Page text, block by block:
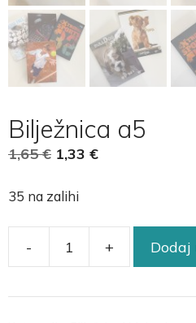
Bilježnica a5
1,65€ 1,33 €
35 na zalihi
- + Dodaj